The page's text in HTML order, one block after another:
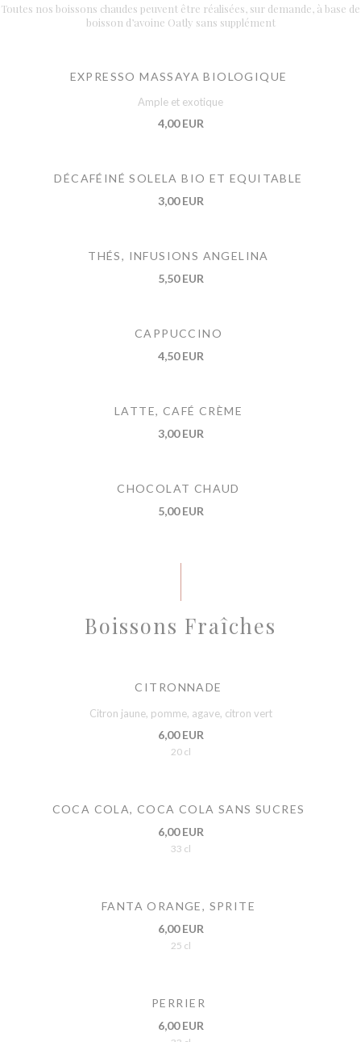
Toutes nos boissons chaudes peuvent être réalisées, sur demande, à base de
boisson d’avoine Oatly sans supplément
EXPRESSO MASSAYA BIOLOGIQUE
Ample et exotique
4,00 EUR
DÉCAFÉINÉ SOLELA BIO ET EQUITABLE
3,00 EUR
THÉS, INFUSIONS ANGELINA
5,50 EUR
CAPPUCCINO
4,50 EUR
LATTE, CAFÉ CRÈME
3,00 EUR
CHOCOLAT CHAUD
5,00 EUR
Boissons Fraîches
CITRONNADE
Citron jaune, pomme, agave, citron vert
6,00 EUR
20 cl
COCA COLA, COCA COLA SANS SUCRES
6,00 EUR
33 cl
FANTA ORANGE, SPRITE
6,00 EUR
25 cl
PERRIER
6,00 EUR